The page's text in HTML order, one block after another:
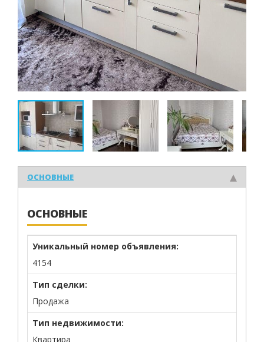
ОСНОВНЫЕ
ОСНОВНЫЕ
Уникальный номер объявления:
4154
Тип сделки:
Продажа
Тип недвижимости:
Квартира